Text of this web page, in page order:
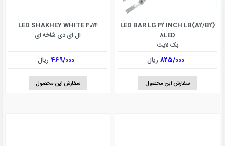
LED BAR LG 42 INCH LB(A2/B2)
8LED
بک لایت
825/000 ریال
سفارش این محصول
LED SHAKHEY WHITE 4014
ال ای دی شاخه ای
469/000 ریال
سفارش این محصول